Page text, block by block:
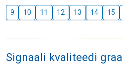
9 10 11 12 13 14 15
Signaali kvaliteedi